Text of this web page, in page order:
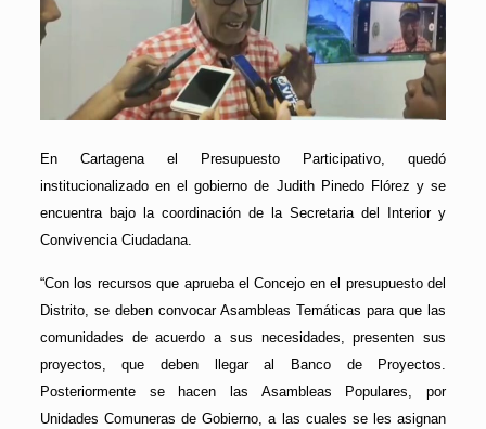
En Cartagena el Presupuesto Participativo, quedó
institucionalizado en el gobierno de Judith Pinedo Flórez y se
encuentra bajo la coordinación de la Secretaria del Interior y
Convivencia Ciudadana.
“Con los recursos que aprueba el Concejo en el presupuesto del
Distrito, se deben convocar Asambleas Temáticas para que las
comunidades de acuerdo a sus necesidades, presenten sus
proyectos, que deben llegar al Banco de Proyectos.
Posteriormente se hacen las Asambleas Populares, por
Unidades Comuneras de Gobierno, a las cuales se les asignan